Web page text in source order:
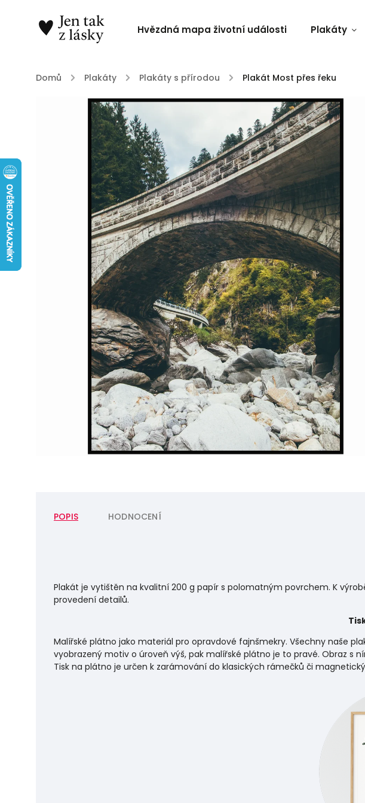
Hvězdná mapa životní události Plakáty
Domů / Plakáty / Plakáty s přírodou / Plakát Most přes řeku
POPIS HODNOCENÍ
Plakát je vytištěn na kvalitní 200 g papír s polomatným povrchem. K
provedení detailů.
Malířské plátno jako materiál pro opravdové fajnšmekry. Všechny naše
vyobrazený motiv o úroveň výš, pak malířské plátno je to pravé. Obraz s
Tisk na plátno je určen k zarámování do klasických rámečků či